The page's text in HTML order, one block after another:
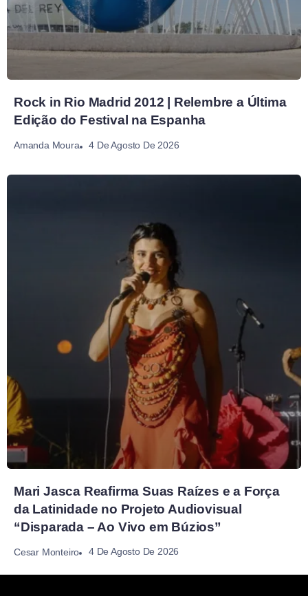
Rock in Rio Madrid 2012 | Relembre a Última
Edição do Festival na Espanha
Amanda Moura 4 De Agosto De 2026
Mari Jasca Reafirma Suas Raízes e a Força
da Latinidade no Projeto Audiovisual
“Disparada – Ao Vivo em Búzios”
Cesar Monteiro 4 De Agosto De 2026